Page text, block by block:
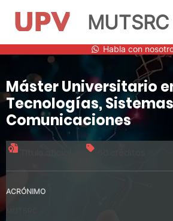
contenido
MUTSRC
Habla con
Máster Universitario
Tecnologías,
Comunicaciones
ACRÓNIMO